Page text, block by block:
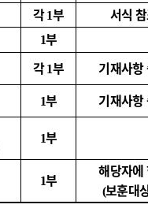
각1부
서식
1부
각1부
기재사항
1부
기재사항
1부
1부 해당자에
(보훈대